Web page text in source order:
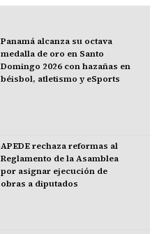
Panamá alcanza su octava
medalla de oro en Santo
Domingo 2026 con hazañas en
béisbol, atletismo y eSports
APEDE rechaza reformas al
Reglamento de la Asamblea
por asignar ejecución de
obras a diputados